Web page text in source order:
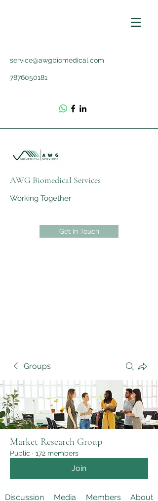
service@awgbiomedical.com
7876050181
AWG Biomedical Services
Working Together
Get In Touch
Groups
Market Research Group
Public · 172 members
Join
Discussion Media Members About